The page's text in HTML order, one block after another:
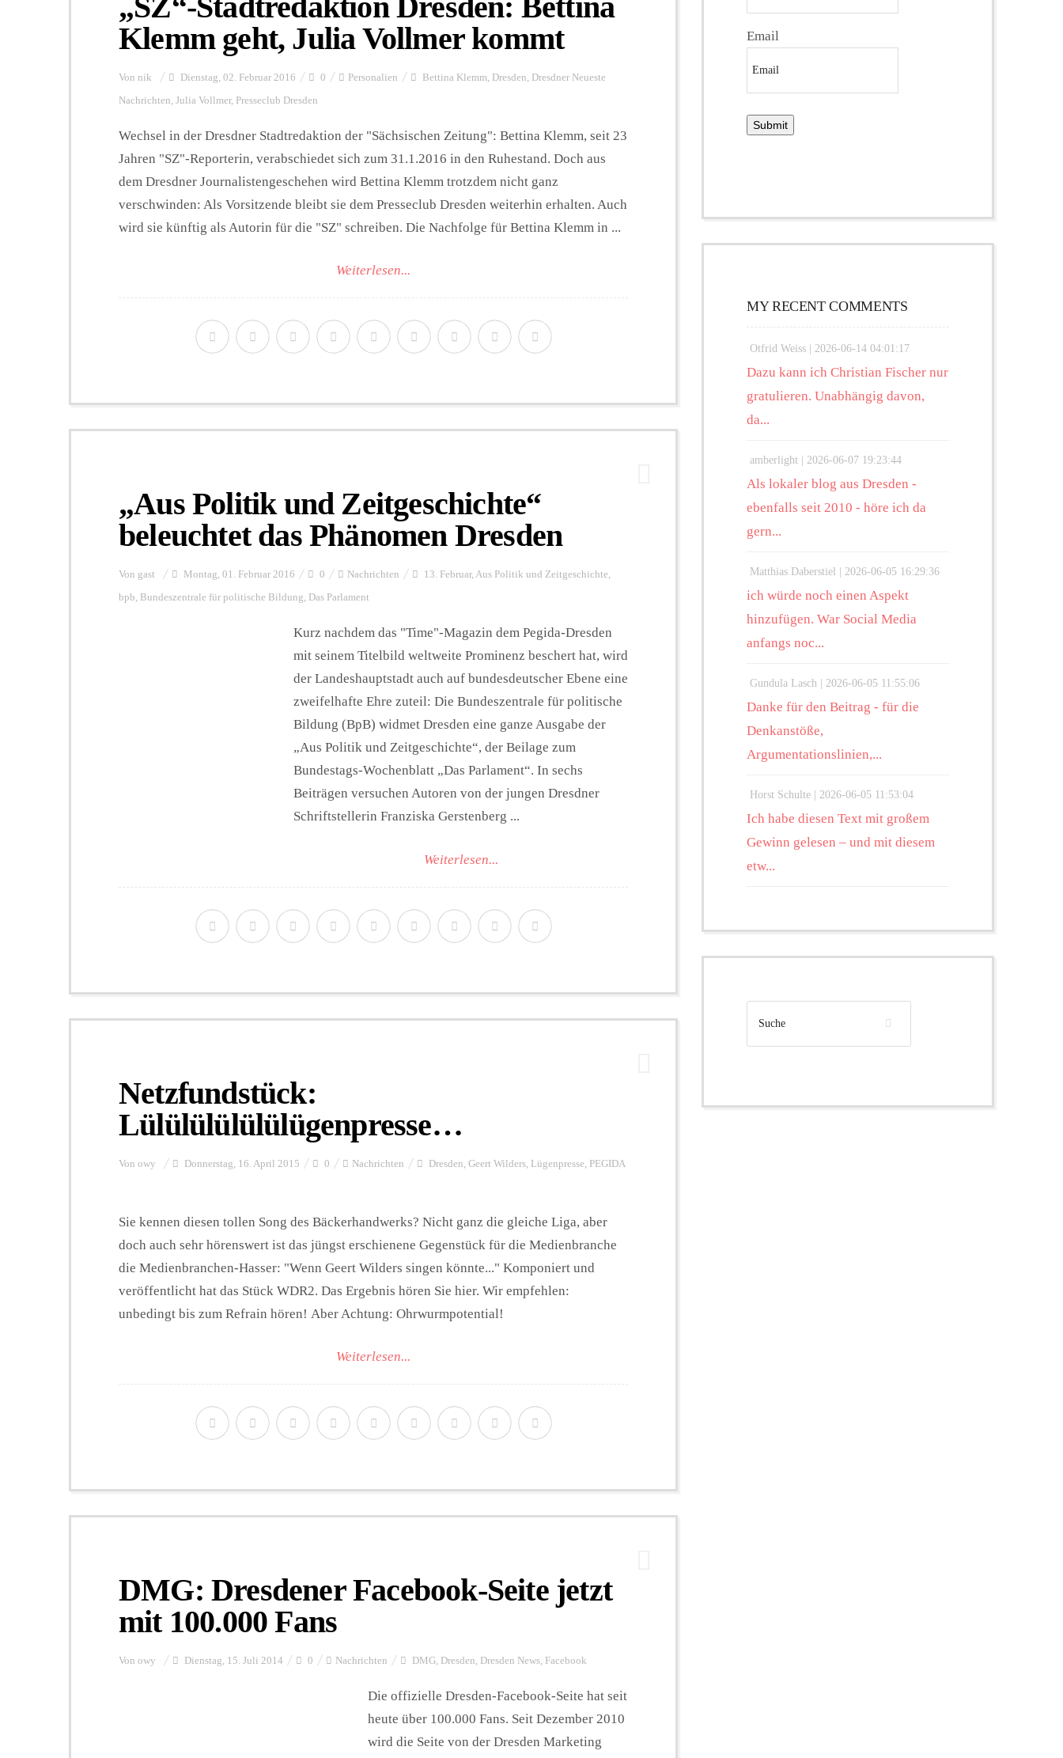
Klemm geht, Julia Vollmer kommt
Von nik Dienstag, 02. Februar 2016 0 Personalien Bettina Klemm Dresden Dresdner Neueste
Nachrichten Julia Vollmer, Presseclub Dresden
Wechsel in der Dresdner Stadtredaktion der "Sächsischen Zeitung": Bettina Klemm, seit 23
Jahren "SZ"-Reporterin, verabschiedet sich zum 31.1.2016 in den Ruhestand. Doch aus
dem Dresdner Journalistengeschehen wird Bettina Klemm trotzdem nicht ganz
verschwinden: Als Vorsitzende bleibt sie dem Presseclub Dresden weiterhin erhalten. Auch
wird sie künftig als Autorin für die "SZ" schreiben. Die Nachfolge für Bettina Klemm in ...
Weiterlesen...
„Aus Politik und Zeitgeschichte“
beleuchtet das Phänomen Dresden
Von gast Montag, 01. Februar 2016 0 Nachrichten 13. Februar, Aus Politik und Zeitgeschichte,
bpb, Bundeszentrale für politische Bildung, Das Parlament
Kurz nachdem das "Time"-Magazin dem Pegida-Dresden
mit seinem Titelbild weltweite Prominenz beschert hat, wird
der Landeshauptstadt auch auf bundesdeutscher Ebene eine
zweifelhafte Ehre zuteil: Die Bundeszentrale für politische
Bildung (BpB) widmet Dresden eine ganze Ausgabe der
„Aus Politik und Zeitgeschichte“, der Beilage zum
Bundestags-Wochenblatt „Das Parlament“. In sechs
Beiträgen versuchen Autoren von der jungen Dresdner
Schriftstellerin Franziska Gerstenberg ...
Weiterlesen...
Netzfundstück:
Lülülülülülülügenpresse…
Von owy Donnerstag, 16. April 2015 0 Nachrichten Dresden Geert Wilders Lügenpresse PEGIDA
Sie kennen diesen tollen Song des Bäckerhandwerks? Nicht ganz die gleiche Liga, aber
doch auch sehr hörenswert ist das jüngst erschienene Gegenstück für die Medienbranche
die Medienbranchen-Hasser: "Wenn Geert Wilders singen könnte..." Komponiert und
veröffentlicht hat das Stück WDR2. Das Ergebnis hören Sie hier. Wir empfehlen:
unbedingt bis zum Refrain hören! Aber Achtung: Ohrwurmpotential!
Weiterlesen...
DMG: Dresdener Facebook-Seite jetzt
mit 100.000 Fans
Von owy Dienstag, 15. Juli 2014 0 Nachrichten DMG, Dresden, Dresden News, Facebook
Die offizielle Dresden-Facebook-Seite hat seit
heute über 100.000 Fans. Seit Dezember 2010
wird die Seite von der Dresden Marketing
Email
MY RECENT COMMENTS
Otfrid Weiss | 2026-06-14 04:01:17
Dazu kann ich Christian Fischer nur
gratulieren. Unabhängig davon,
da...
amberlight | 2026-06-07 19:23:44
Als lokaler blog aus Dresden -
ebenfalls seit 2010 - höre ich da
gern...
Matthias Daberstiel | 2026-06-05 16:29:36
ich würde noch einen Aspekt
hinzufügen. War Social Media
anfangs noc...
Gundula Lasch | 2026-06-05 11:55:06
Danke für den Beitrag - für die
Denkanstöße,
Argumentationslinien,...
Horst Schulte | 2026-06-05 11:53:04
Ich habe diesen Text mit großem
Gewinn gelesen – und mit diesem
etw...